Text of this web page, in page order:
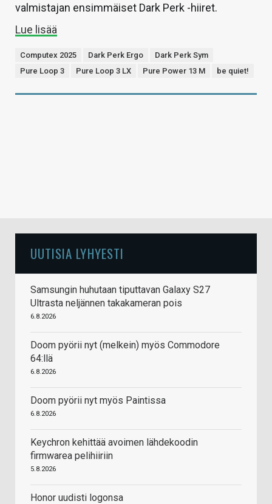
valmistajan ensimmäiset Dark Perk -hiiret.
Lue lisää
Computex 2025 Dark Perk Ergo
Dark Perk Sym
Pure Loop 3
Pure Loop 3 LX Pure Power 13 M be quiet!
UUTISIA LYHYESTI
Samsungin huhutaan tiputtavan Galaxy S27
Ultrasta neljännen takakameran pois
6.8.2026
Doom pyörii nyt (melkein) myös Commodore
64:llä
6.8.2026
Doom pyörii nyt myös Paintissa
6.8.2026
Keychron kehittää avoimen lähdekoodin
firmwarea pelihiiriin
5.8.2026
Honor uudisti logonsa